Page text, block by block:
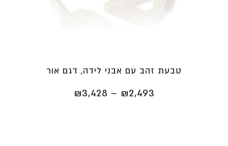
טבעת זהב עם אבני לידה, דגם אור
₪2,493
–
₪3,428